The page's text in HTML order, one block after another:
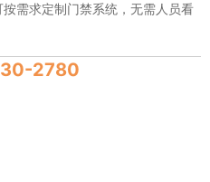
需求定制门禁系统，无需人员看
2780